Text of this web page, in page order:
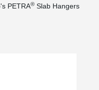
PETRA® Slab Hangers